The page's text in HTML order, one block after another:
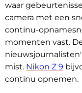
waar
camera met een
continu-
momenten vast.
mist. Nikon Z 9
continu opnemen.